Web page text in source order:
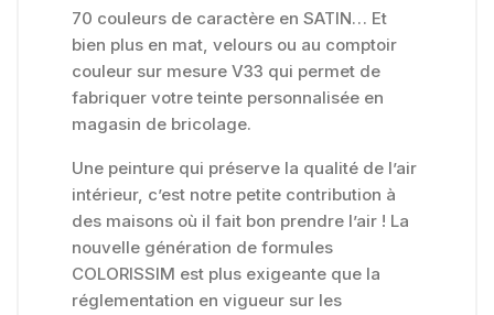
70 couleurs de caractère en SATIN… Et
bien plus en mat, velours ou au comptoir
couleur sur mesure V33 qui permet de
fabriquer votre teinte personnalisée en
magasin de bricolage.
Une peinture qui préserve la qualité de l’air
intérieur, c’est notre petite contribution à
des maisons où il fait bon prendre l’air ! La
nouvelle génération de formules
COLORISSIM est plus exigeante que la
réglementation en vigueur sur les